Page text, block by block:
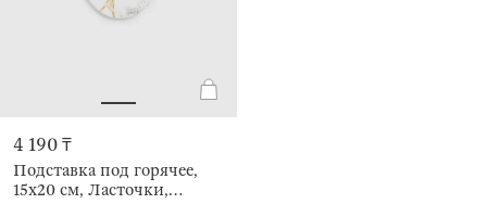
4 190 ₸
Подставка под горячее,
15x20 см, Ласточки,